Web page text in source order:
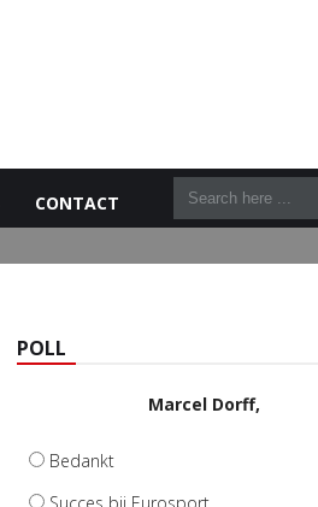
CONTACT
POLL
Marcel Dorff,
Bedankt